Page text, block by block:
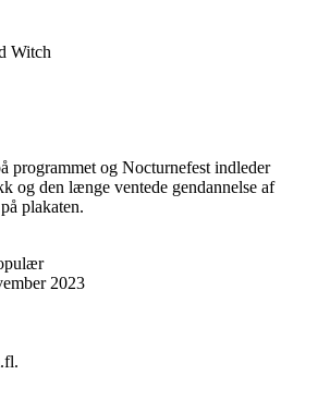
Witch
programmet og Nocturnefest indleder
og den længe ventede gendannelse af
plakaten.
2023